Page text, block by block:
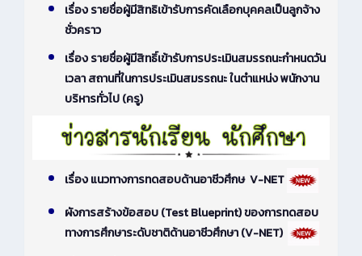
เรื่อง รายชื่อผู้มีสิทธิเข้ารับการคัดเลือกบุคคลเป็นลูกจ้าง
ชั่วคราว
เรื่อง รายชื่อผู้มีสิทธิ์เข้ารับการประเมินสมรรถนะกำหนดวัน
เวลา สถานที่ในการประเมินสมรรถนะ ในตำแหน่ง พนักงาน
บริหารทั่วไป (ครู)
เรื่อง แนวทางการทดสอบด้านอาชีวศึกษ V-NET
ผังการสร้างข้อสอบ (Test Blueprint) ของการทดสอบ
ทางการศึกษาระดับชาติด้านอาชีวศึกษา (V-NET)